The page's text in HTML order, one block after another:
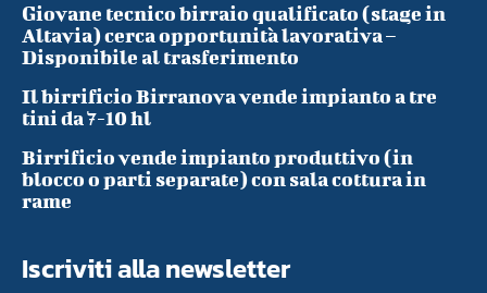
Giovane tecnico birraio qualificato (stage in
Altavia) cerca opportunità lavorativa –
Disponibile al trasferimento
Il birrificio Birranova vende impianto a tre
tini da 7-10 hl
Birrificio vende impianto produttivo (in
blocco o parti separate) con sala cottura in
rame
Iscriviti alla newsletter